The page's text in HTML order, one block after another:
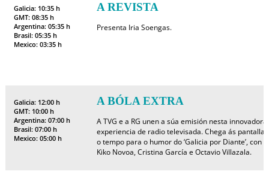
Galicia: 10:35 h
GMT: 08:35 h
Argentina: 05:35 h
Brasil: 05:35 h
Mexico: 03:35 h
A REVISTA
Presenta Iria Soengas.
Galicia: 12:00 h
GMT: 10:00 h
Argentina: 07:00 h
Brasil: 07:00 h
Mexico: 05:00 h
A BÓLA EXTRA
A TVG e a RG unen a súa emisión nesta innovadora
experiencia de radio televisada. Chega ás pantallas
o tempo para o humor do ‘Galicia por Diante’, con
Kiko Novoa, Cristina García e Octavio Villazala.